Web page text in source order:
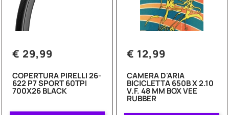
€ 29,99
COPERTURA PIRELLI 26-
622 P7 SPORT 60TPI
700X26 BLACK
€ 12,99
CAMERA D'ARIA
BICICLETTA 650B X 2.10
V.F. 48 MM BOX VEE
RUBBER